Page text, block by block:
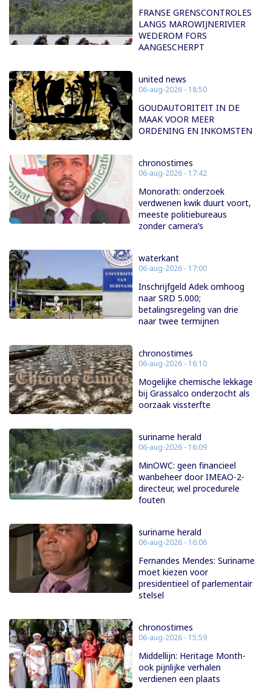
FRANSE GRENSCONTROLES
LANGS MAROWIJNERIVIER
WEDEROM FORS
AANGESCHERPT
united news
06-aug-2026 - 18:50
GOUDAUTORITEIT IN DE
MAAK VOOR MEER
ORDENING EN INKOMSTEN
chronostimes
06-aug-2026 - 17:42
Monorath: onderzoek
verdwenen kwik duurt voort,
meeste politiebureaus
zonder camera’s
waterkant
06-aug-2026 - 17:00
Inschrijfgeld Adek omhoog
naar SRD 5.000;
betalingsregeling van drie
naar twee termijnen
chronostimes
06-aug-2026 - 16:10
Mogelijke chemische lekkage
bij Grassalco onderzocht als
oorzaak vissterfte
suriname herald
06-aug-2026 - 16:09
MinOWC: geen financieel
wanbeheer door IMEAO-2-
directeur, wel procedurele
fouten
suriname herald
06-aug-2026 - 16:06
Fernandes Mendes: Suriname
moet kiezen voor
presidentieel of parlementair
stelsel
chronostimes
06-aug-2026 - 15:59
Middellijn: Heritage Month-
ook pijnlijke verhalen
verdienen een plaats